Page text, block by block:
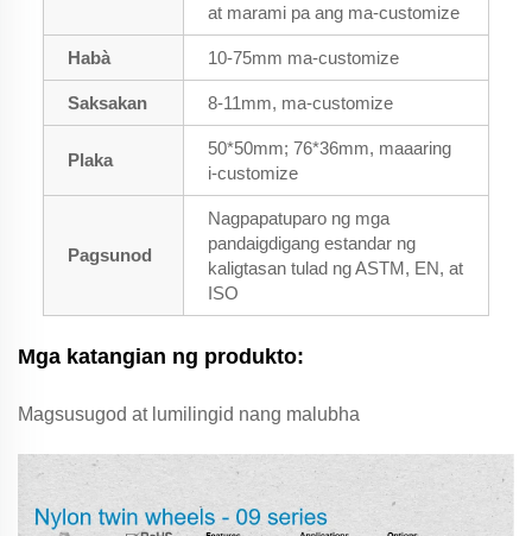
at marami pa ang ma-customize
Habà 10-75mm ma-customize
Saksakan 8-11mm, ma-customize
Plaka
50*50mm; 76*36mm, maaaring
i-customize
Pagsunod
Nagpapatuparo ng mga
pandaigdigang estandar ng
kaligtasan tulad ng ASTM, EN, at
ISO
Mga katangian ng produkto:
Magsusugod at lumilingid nang malubha